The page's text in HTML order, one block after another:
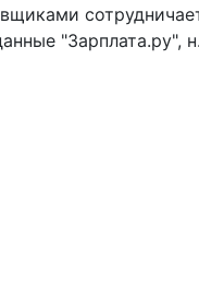
"Зарплата.ру",